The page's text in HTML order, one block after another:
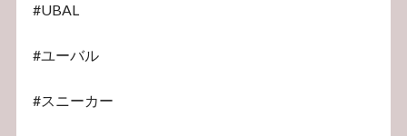
#UBAL
#ユーバル
#スニーカー